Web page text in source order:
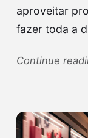
aproveitar
fazer toda a
Continue